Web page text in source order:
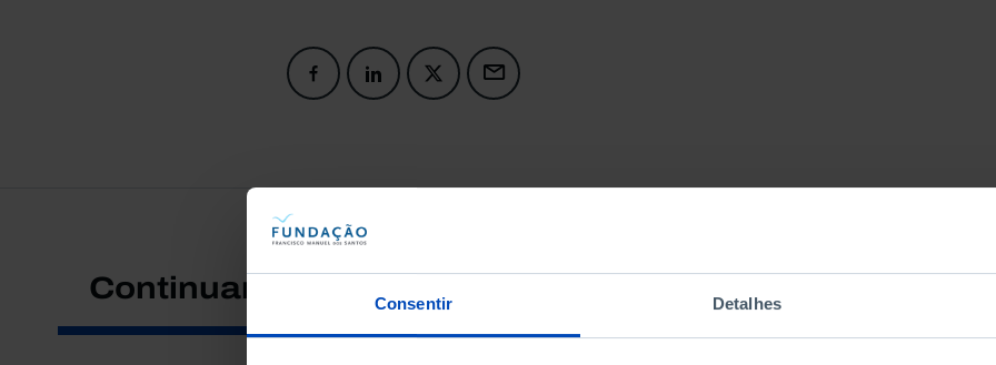
Consentir Detalhes
Continuar a pesquisar